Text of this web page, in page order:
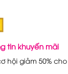
tin khuyến mãi
hội giảm 50%